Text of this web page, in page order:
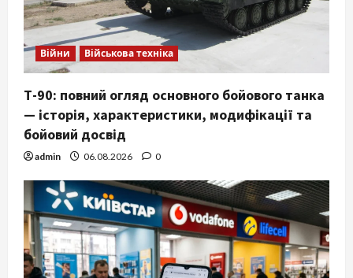
Війни Військова техніка
Т-90: повний огляд основного бойового танка
— історія, характеристики, модифікації та
бойовий досвід
admin 06.08.2026 0